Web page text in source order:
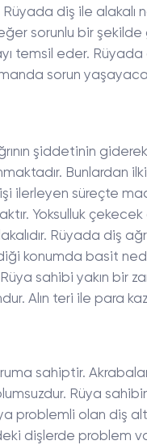
diş ile alakalı
sorunlu bir şekilde
temsil eder. Rüyada
sorun
şiddetinin giderek
kişi ilerleyen süreçte
Yoksulluk
Rüyada diş
konumda basit
sahibi yakın bir
Alın teri ile para
sahiptir.
Rüya
problemli olan diş
dişlerde problem